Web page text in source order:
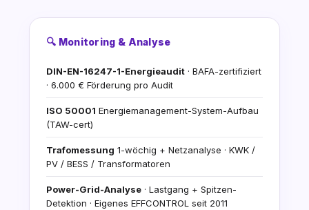
🔍 Monitoring & Analyse
DIN-EN-16247-1-Energieaudit · BAFA-zertifiziert
· 6.000 € Förderung pro Audit
ISO 50001 Energiemanagement-System-Aufbau
(TAW-cert)
Trafomessung 1-wöchig + Netzanalyse · KWK /
PV / BESS / Transformatoren
Power-Grid-Analyse · Lastgang + Spitzen-
Detektion · Eigenes EFFCONTROL seit 2011